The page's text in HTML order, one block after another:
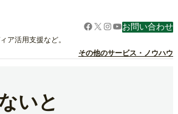
ア活用支援など。
Facebook
X Instagram
YouTube
お問い合わせ
その他のサービス・ノウハウ
いと